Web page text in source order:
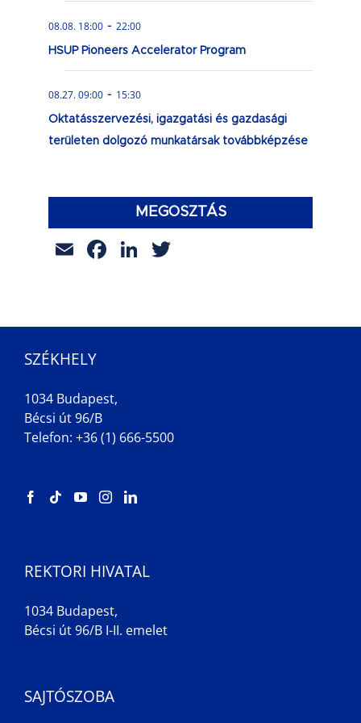
08.08. 18:00 - 22:00
HSUP Pioneers Accelerator Program
08.27. 09:00 - 15:30
Oktatásszervezési, igazgatási és gazdasági
területen dolgozó munkatársak továbbképzése
MEGOSZTÁS
EmailFacebook
LinkedIn
SZÉKHELY
1034 Budapest,
Bécsi út 96/B
Telefon: +36 (1) 666-5500
REKTORI HIVATAL
1034 Budapest,
Bécsi út 96/B I-II. emelet
SAJTÓSZOBA